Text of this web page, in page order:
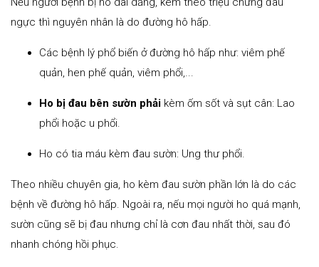
ngực thì nguyên nhân là do đường hô hấp.
Các bệnh lý phổ biến ở đường hô hấp như: viêm phế
quản, hen phế quản, viêm phổi,...
Ho bị đau bên sườn phải kèm ốm sốt và sụt cân: Lao
phổi hoặc u phổi.
Ho có tia máu kèm đau sườn: Ung thư phổi.
Theo nhiều chuyên gia, ho kèm đau sườn phần lớn là do các
bệnh về đường hô hấp. Ngoài ra, nếu mọi người ho quá mạnh,
sườn cũng sẽ bị đau nhưng chỉ là cơn đau nhất thời, sau đó
nhanh chóng hồi phục.